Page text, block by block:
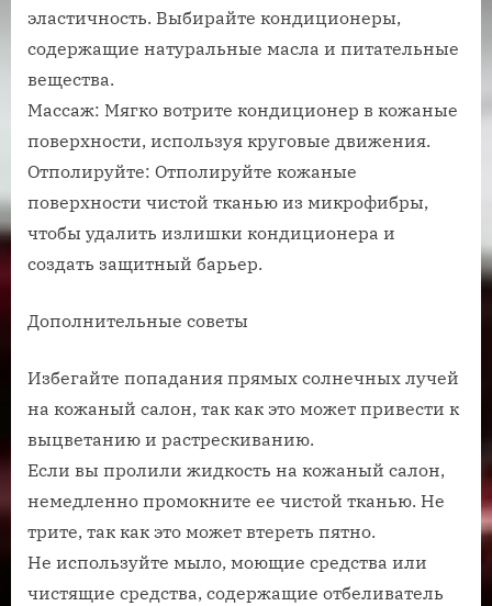
эластичность. Выбирайте кондиционеры,
содержащие натуральные масла и питательные
вещества.
Массаж: Мягко вотрите кондиционер в кожаные
поверхности, используя круговые движения.
Отполируйте: Отполируйте кожаные
поверхности чистой тканью из микрофибры,
чтобы удалить излишки кондиционера и
создать защитный барьер.
Дополнительные советы
Избегайте попадания прямых солнечных лучей
на кожаный салон, так как это может привести к
выцветанию и растрескиванию.
Если вы пролили жидкость на кожаный салон,
немедленно промокните ее чистой тканью. Не
трите, так как это может втереть пятно.
Не используйте мыло, моющие средства или
чистящие средства, содержащие отбеливатель